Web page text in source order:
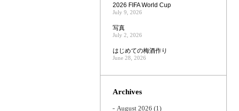
2026 FIFA World Cup
July 9, 2026
写真
July 2, 2026
はじめての梅酒作り
June 28, 2026
Archives
August 2026 (1)